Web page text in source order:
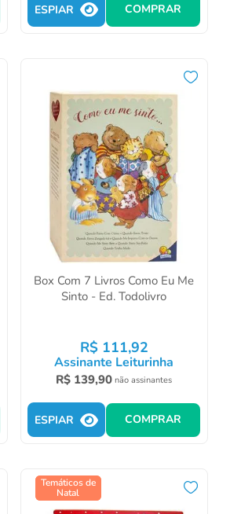
ESPIAR COMPRAR
Box Com 7 Livros Como Eu Me
Sinto - Ed. Todolivro
R$ 111,92
Assinante Leiturinha
R$ 139,90 não assinantes
ESPIAR COMPRAR
Promoção
10%
Temáticos de
Natal